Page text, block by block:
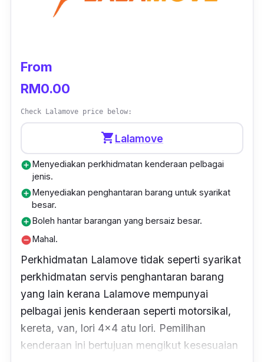
From
RM0.00
Check Lalamove price below:
shopping_cartLalamove
add_circleMenyediakan perkhidmatan kenderaan pelbagai
jenis.
add_circleMenyediakan penghantaran barang untuk syarikat
besar.
add_circleBoleh hantar barangan yang bersaiz besar.
remove_circleMahal.
Perkhidmatan Lalamove tidak seperti syarikat
perkhidmatan servis penghantaran barang
yang lain kerana Lalamove mempunyai
pelbagai jenis kenderaan seperti motorsikal,
kereta, van, lori 4x4 atu lori. Pemilihan
kenderaan ini bertujuan mengikut kesesuaian